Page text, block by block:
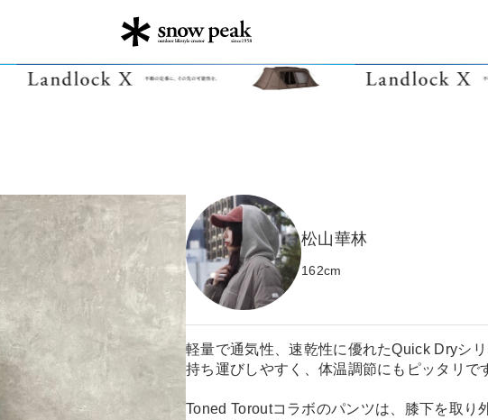
松山華林
162cm
軽量で通気性、速乾性に優れたQuick Dryシリ
持ち運びしやすく、体温調節にもピッタリで
Toned Toroutコラボのパンツは、膝下を取り